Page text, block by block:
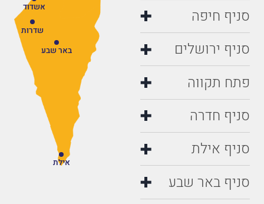
סניף חיפה
סניף ירושלים
פתח תקווה
סניף חדרה
סניף אילת
סניף באר שבע
אילת
באר שבע
אשדוד
שדרות